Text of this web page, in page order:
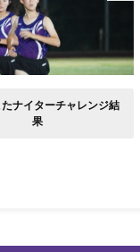
ナイターチャレンジ結
果